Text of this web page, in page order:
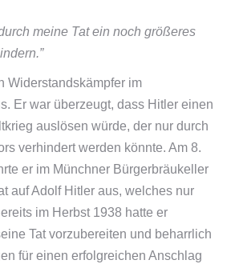
meine Tat ein noch größeres
Widerstandskämpfer im
Er war überzeugt, dass Hitler einen
auslösen würde, der nur durch
verhindert werden könnte. Am 8.
er im Münchner Bürgerbräukeller
auf Adolf Hitler aus, welches nur
im Herbst 1938 hatte er
Tat vorzubereiten und beharrlich
für einen erfolgreichen Anschlag